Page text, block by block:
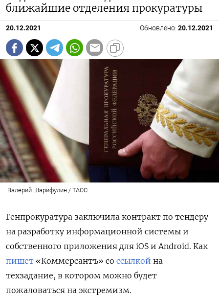
ближайшие отделения прокуратуры
20.12.2021 Обновлено: 20.12.2021
Валерий Шарифулин / ТАСС
Генпрокуратура заключила контракт по тендеру
на разработку информационной системы и
собственного приложения для iOS и Android. Как
пишет «Коммерсантъ» со ссылкой на
техзадание, в котором можно будет
пожаловаться на экстремизм.